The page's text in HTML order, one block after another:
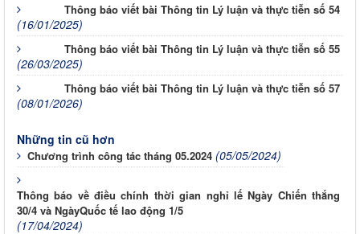
Thông báo viết bài Thông tin Lý luận và thực tiễn số 54
(16/01/2025)
Thông báo viết bài Thông tin Lý luận và thực tiễn số 55
(26/03/2025)
Thông báo viết bài Thông tin Lý luận và thực tiễn số 57
(08/01/2026)
Những tin cũ hơn
Chương trình công tác tháng 05.2024 (05/05/2024)
Thông báo về điều chính thời gian nghỉ lế Ngày Chiến thắng
30/4 và NgàyQuốc tế lao động 1/5
(17/04/2024)